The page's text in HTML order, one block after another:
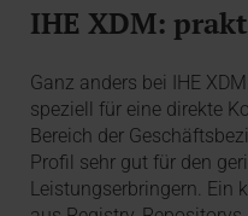
IHE XDM:
Ganz anders bei IHE
speziell für eine direkte
Bereich der
Profil sehr gut für den
Leistungserbringern. Ein